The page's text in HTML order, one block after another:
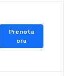
Prenota
ora